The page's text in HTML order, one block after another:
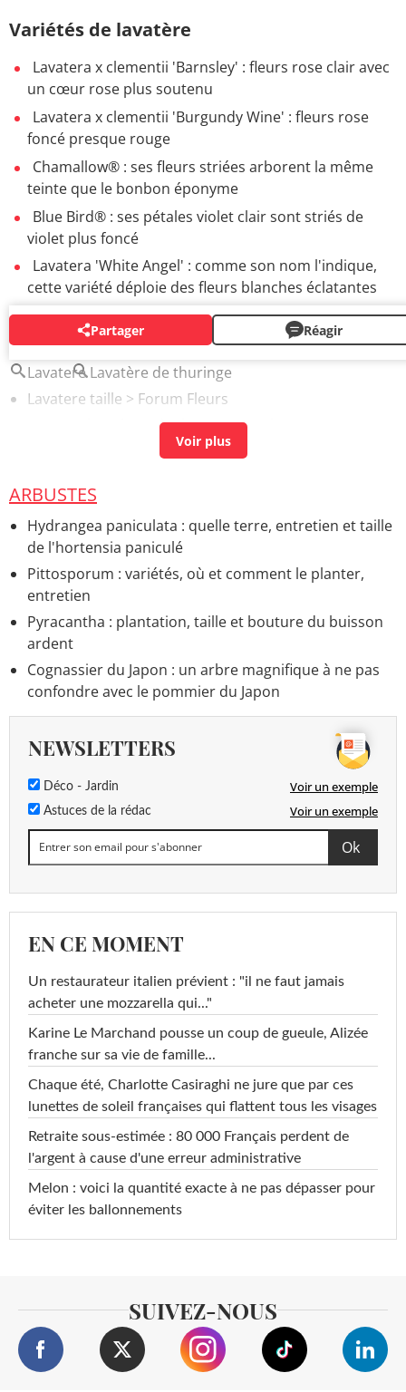
Variétés de lavatère
Lavatera x clementii 'Barnsley' : fleurs rose clair avec
un cœur rose plus soutenu
Lavatera x clementii 'Burgundy Wine' : fleurs rose
foncé presque rouge
Chamallow® : ses fleurs striées arborent la même
teinte que le bonbon éponyme
Blue Bird® : ses pétales violet clair sont striés de
violet plus foncé
Lavatera 'White Angel' : comme son nom l'indique,
cette variété déploie des fleurs blanches éclatantes
Partager Réagir
AUTOUR DU MÊME SUJET
Lavatere Lavatère de thuringe
Lavatere taille > Forum Fleurs
[résolu] >Forum Fleurs
ARBUSTES
Hydrangea paniculata : quelle terre, entretien et taille
de l'hortensia paniculé
Pittosporum : variétés, où et comment le planter,
entretien
Pyracantha : plantation, taille et bouture du buisson
ardent
Cognassier du Japon : un arbre magnifique à ne pas
confondre avec le pommier du Japon
NEWSLETTERS
Déco - Jardin Voir un exemple
Astuces de la rédac Voir un exemple
EN CE MOMENT
Un restaurateur italien prévient : "il ne faut jamais
acheter une mozzarella qui..."
Karine Le Marchand pousse un coup de gueule, Alizée
franche sur sa vie de famille...
Chaque été, Charlotte Casiraghi ne jure que par ces
lunettes de soleil françaises qui flattent tous les visages
Retraite sous-estimée : 80 000 Français perdent de
l'argent à cause d'une erreur administrative
Melon : voici la quantité exacte à ne pas dépasser pour
éviter les ballonnements
SUIVEZ-NOUS